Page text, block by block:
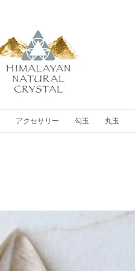
アクセサリー 勾玉 丸玉